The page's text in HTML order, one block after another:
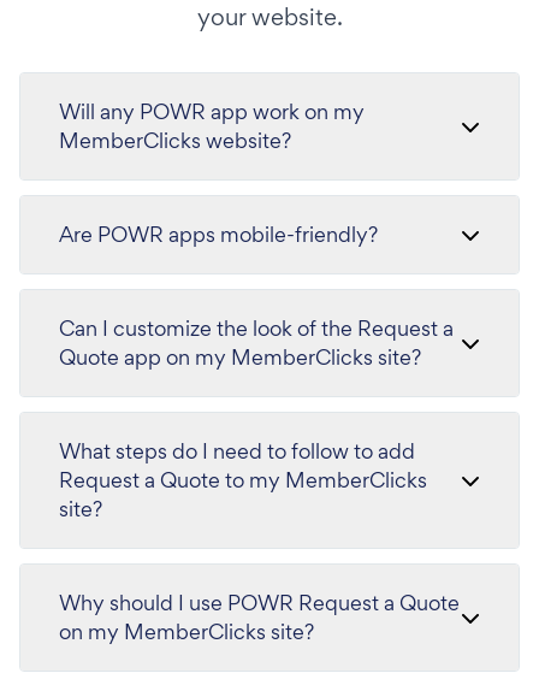
your website.
Will any POWR app work on my
MemberClicks website?
Are POWR apps mobile-friendly?
Can I customize the look of the Request a
Quote app on my MemberClicks site?
What steps do I need to follow to add
Request a Quote to my MemberClicks
site?
Why should I use POWR Request a Quote
on my MemberClicks site?